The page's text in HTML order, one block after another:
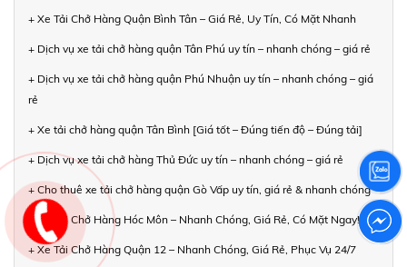
+ Xe Tải Chở Hàng Quận Bình Tân – Giá Rẻ, Uy Tín, Có Mặt Nhanh
+ Dịch vụ xe tải chở hàng quận Tân Phú uy tín – nhanh chóng – giá rẻ
+ Dịch vụ xe tải chở hàng quận Phú Nhuận uy tín – nhanh chóng – giá
rẻ
+ Xe tải chở hàng quận Tân Bình [Giá tốt – Đúng tiến độ – Đúng tải]
+ Dịch vụ xe tải chở hàng Thủ Đức uy tín – nhanh chóng – giá rẻ
+ Cho thuê xe tải chở hàng quận Gò Vấp uy tín, giá rẻ & nhanh chóng
+ Xe Tải Chở Hàng Hóc Môn – Nhanh Chóng, Giá Rẻ, Có Mặt Ngay!
+ Xe Tải Chở Hàng Quận 12 – Nhanh Chóng, Giá Rẻ, Phục Vụ 24/7